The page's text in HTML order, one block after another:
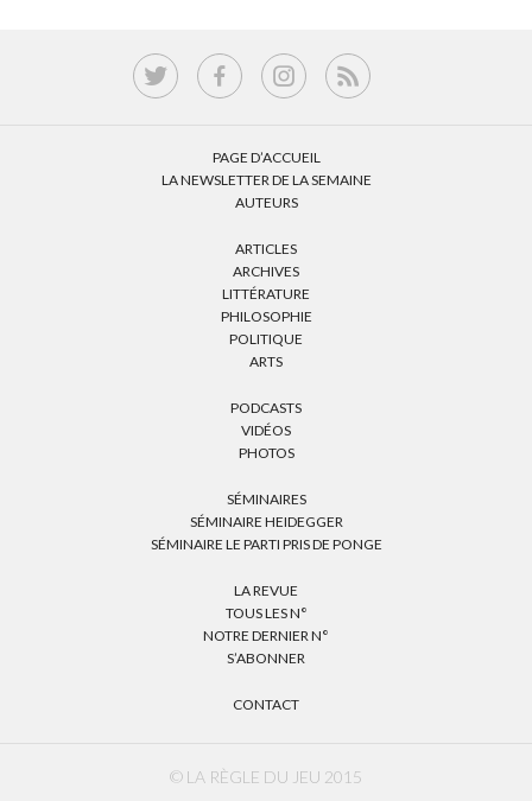
PAGE D’ACCUEIL
LA NEWSLETTER DE LA SEMAINE
AUTEURS
ARTICLES
ARCHIVES
LITTÉRATURE
PHILOSOPHIE
POLITIQUE
ARTS
PODCASTS
VIDÉOS
PHOTOS
SÉMINAIRES
SÉMINAIRE HEIDEGGER
SÉMINAIRE LE PARTI PRIS DE PONGE
LA REVUE
TOUS LES N°
NOTRE DERNIER N°
S’ABONNER
CONTACT
© LA RÈGLE DU JEU 2015